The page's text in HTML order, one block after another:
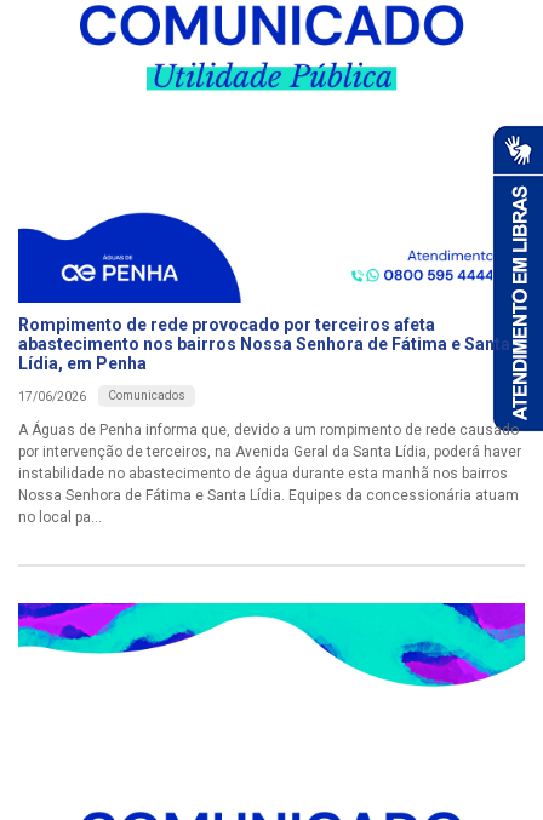
Rompimento de rede provocado por terceiros afeta
abastecimento nos bairros Nossa Senhora de Fátima e Santa
Lídia, em Penha
17/06/2026 Comunicados
A Águas de Penha informa que, devido a um rompimento de rede causado
por intervenção de terceiros, na Avenida Geral da Santa Lídia, poderá haver
instabilidade no abastecimento de água durante esta manhã nos bairros
Nossa Senhora de Fátima e Santa Lídia. Equipes da concessionária atuam
no local pa...